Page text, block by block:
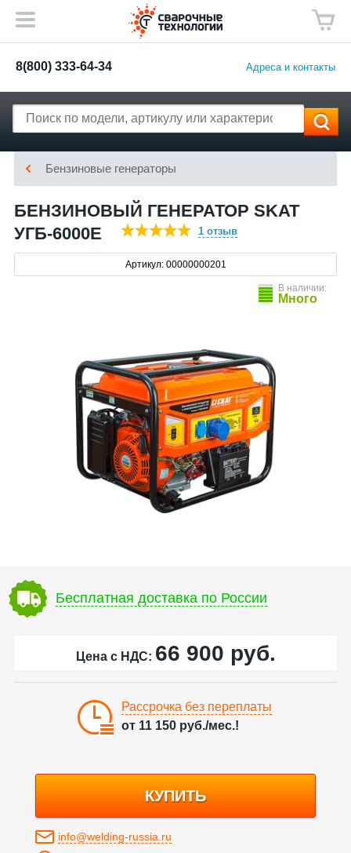
8(800) 333-64-34 Адреса и контакты
Бензиновые генераторы
БЕНЗИНОВЫЙ ГЕНЕРАТОР SKAT
УГБ-6000Е
1 отзыв
Артикул: 00000000201
В наличии:
Много
Бесплатная доставка по России
Цена с НДС: 66 900 руб.
Рассрочка без переплаты
от 11 150 руб./мес.!
КУПИТЬ
info@welding-russia.ru